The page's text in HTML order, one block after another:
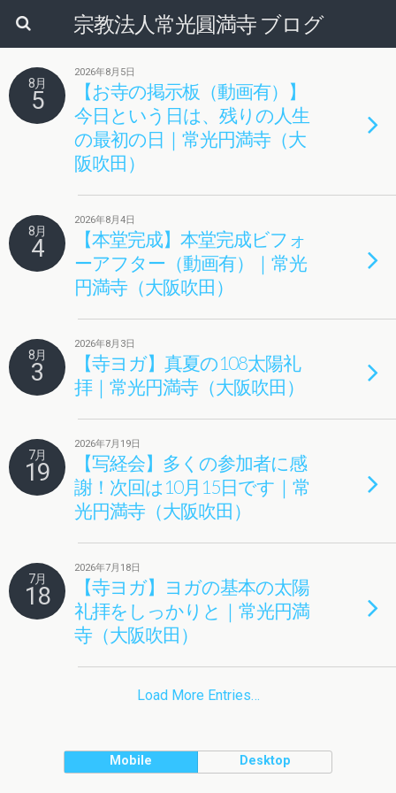
宗教法人常光圓満寺 ブログ
8月
5
2026年8月5日
【お寺の掲示板（動画有）】
今日という日は、残りの人生
の最初の日｜常光円満寺（大
阪吹田）
8月
4
2026年8月4日
【本堂完成】本堂完成ビフォ
ーアフター（動画有）｜常光
円満寺（大阪吹田）
8月
3
2026年8月3日
【寺ヨガ】真夏の108太陽礼
拝｜常光円満寺（大阪吹田）
7月
19
2026年7月19日
【写経会】多くの参加者に感
謝！次回は10月15日です｜常
光円満寺（大阪吹田）
7月
18
2026年7月18日
【寺ヨガ】ヨガの基本の太陽
礼拝をしっかりと｜常光円満
寺（大阪吹田）
Load More Entries…
Mobile Desktop